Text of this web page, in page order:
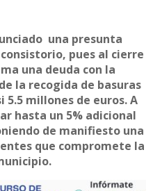
una presunta
pues al cierre
una deuda con la
la recogida de basuras
millones de euros. A
hasta un 5% adicional
de manifiesto una
que compromete la